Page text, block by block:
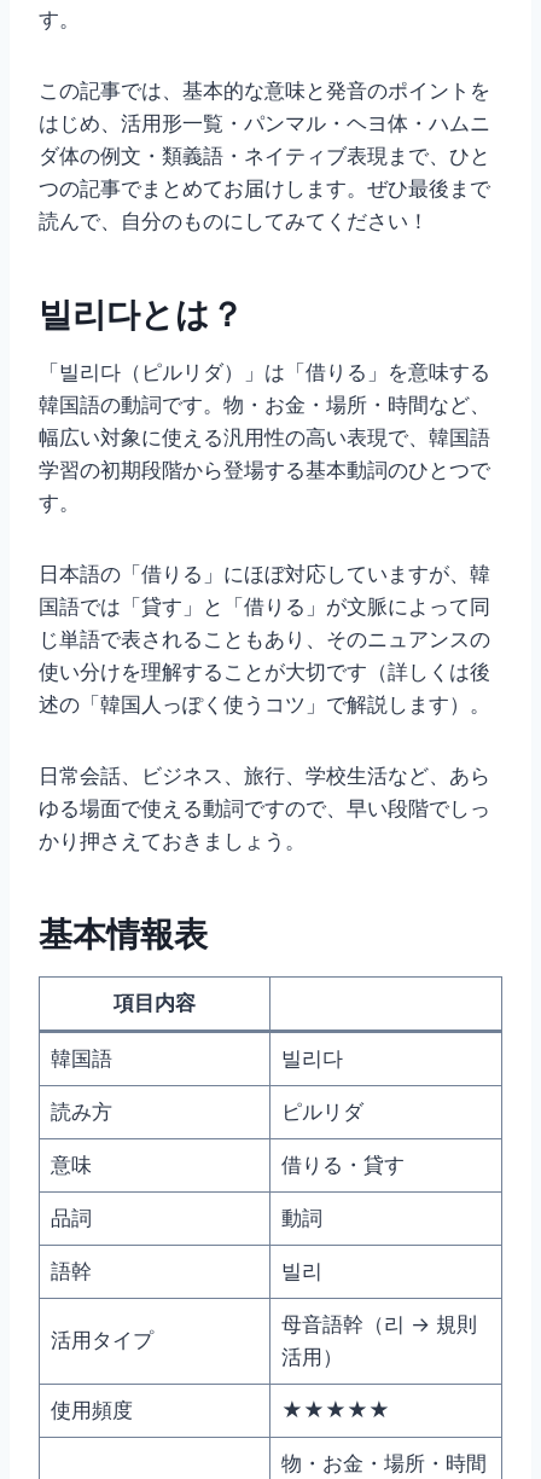
す。
この記事では、基本的な意味と発音のポイントを
はじめ、活用形一覧・パンマル・ヘヨ体・ハムニ
ダ体の例文・類義語・ネイティブ表現まで、ひと
つの記事でまとめてお届けします。ぜひ最後まで
読んで、自分のものにしてみてください！
빌리다とは？
「빌리다（ピルリダ）」は「借りる」を意味する
韓国語の動詞です。物・お金・場所・時間など、
幅広い対象に使える汎用性の高い表現で、韓国語
学習の初期段階から登場する基本動詞のひとつで
す。
日本語の「借りる」にほぼ対応していますが、韓
国語では「貸す」と「借りる」が文脈によって同
じ単語で表されることもあり、そのニュアンスの
使い分けを理解することが大切です（詳しくは後
述の「韓国人っぽく使うコツ」で解説します）。
日常会話、ビジネス、旅行、学校生活など、あら
ゆる場面で使える動詞ですので、早い段階でしっ
かり押さえておきましょう。
基本情報表
項目内容
韓国語 빌리다
読み方 ピルリダ
意味 借りる・貸す
品詞 動詞
語幹 빌리
活用タイプ
母音語幹（리 → 規則
活用）
使用頻度 ★★★★★
物・お金・場所・時間